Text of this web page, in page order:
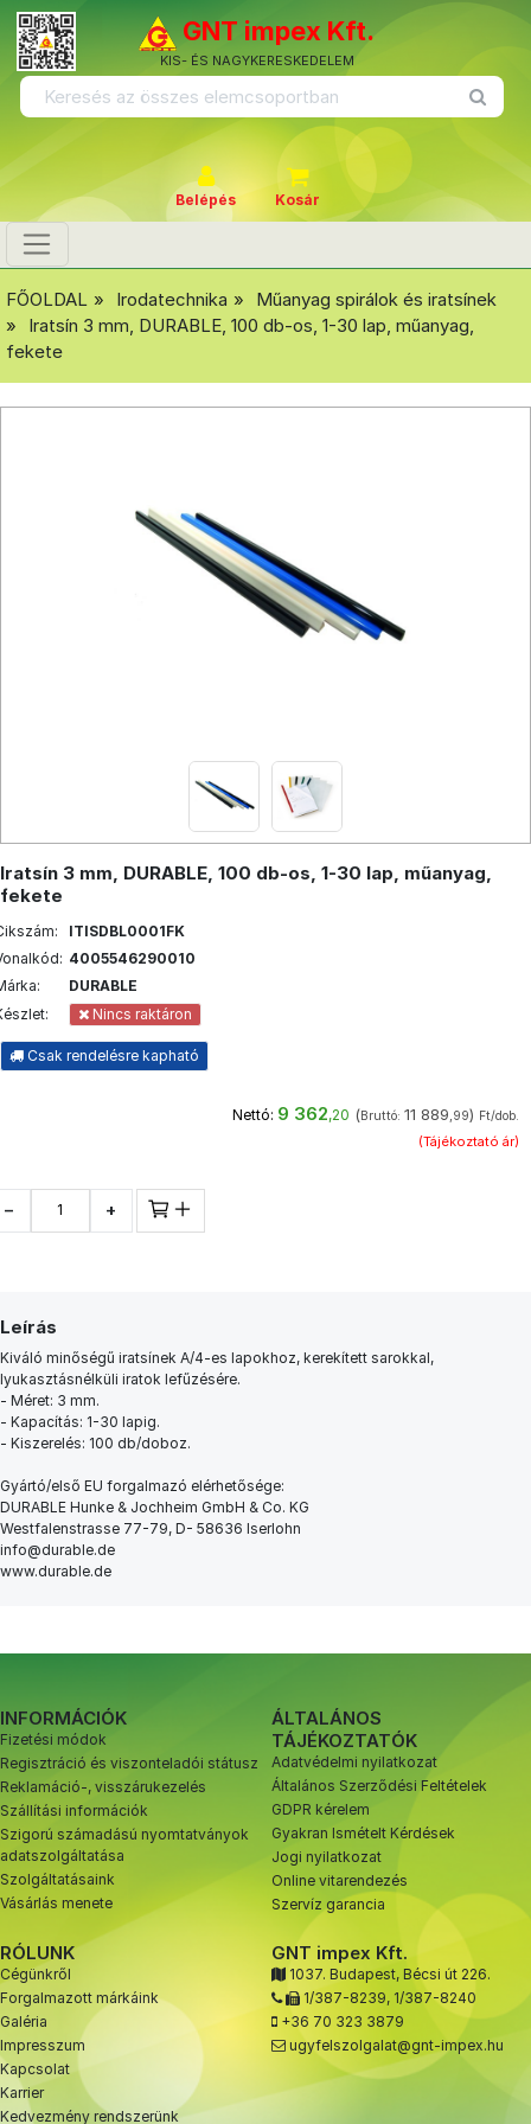
GNT impex Kft.
KIS- ÉS NAGYKERESKEDELEM
Belépés Kosár
FŐOLDAL Irodatechnika
Műanyag spirálok és iratsínek
Iratsín 3 mm, DURABLE, 100 db-os, 1-30 lap, műanyag,
fekete
Iratsín 3 mm, DURABLE, 100 db-os, 1-30 lap, műanyag,
fekete
ITISDBL0001FK
4005546290010
DURABLE
Nincs raktáron
Csak rendelésre kapható
Nettó: 9 362,20 (Bruttó: 11 889,99) Ft/dob.
(Tájékoztató ár)
− +
Leírás
Kiváló minőségű iratsínek A/4-es lapokhoz, kerekített sarokkal,
lyukasztásnélküli iratok lefűzésére.
- Méret: 3 mm.
- Kapacítás: 1-30 lapig.
- Kiszerelés: 100 db/doboz.
Gyártó/első EU forgalmazó elérhetősége:
DURABLE Hunke & Jochheim GmbH & Co. KG
Westfalenstrasse 77-79, D- 58636 Iserlohn
info@durable.de
www.durable.de
INFORMÁCIÓK
Fizetési módok
Regisztráció és viszonteladói státusz
Reklamáció-, visszárukezelés
Szállítási információk
Szigorú számadású nyomtatványok
adatszolgáltatása
Szolgáltatásaink
Vásárlás menete
ÁLTALÁNOS
TÁJÉKOZTATÓK
Adatvédelmi nyilatkozat
Általános Szerződési Feltételek
GDPR kérelem
Gyakran Ismételt Kérdések
Jogi nyilatkozat
Online vitarendezés
Szervíz garancia
RÓLUNK
Cégünkről
Forgalmazott márkáink
Galéria
Impresszum
Kapcsolat
Karrier
Kedvezmény rendszerünk
GNT impex Kft.
1037. Budapest, Bécsi út 226.
1/387-8239, 1/387-8240
+36 70 323 3879
ugyfelszolgalat@gnt-impex.hu